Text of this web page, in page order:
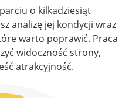
o kilkadziesiąt
analizę jej kondycji wraz
warto poprawić. Praca
widoczność strony,
atrakcyjność.